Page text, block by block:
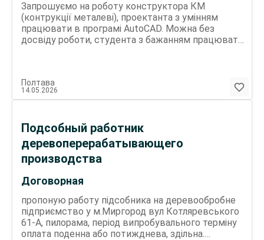
Запрошуємо на роботу конструктора КМ
(контрукції металеві), проектанта з умінням
працювати в програмі AutoCAD. Можна без
досвіду роботи, студента з бажанням працювати,
Полтава
14.05.2026
Договорная
Подсобный работник
деревоперерабатывающего
производства
пропоную работу підсобника на деревообробне
підприємство у м.Миргород вул Котляревського
61-А, пилорама, період випробувального терміну
оплата поденна або потижднева, здільна.